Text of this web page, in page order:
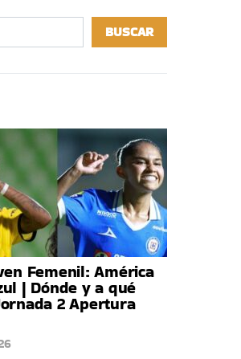
BUSCAR
Femenil: América
| Dónde y a qué
2 Apertura